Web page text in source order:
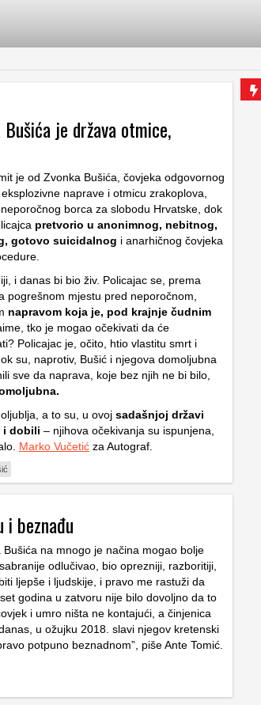
je država otmice,
je od Zvonka Bušića, čovjeka odgovornog
naprave i otmicu zrakoplova,
borca za slobodu Hrvatske, dok
pretvorio u anonimnog, nebitnog,
gotovo suicidalnog i anarhičnog čovjeka
i danas bi bio živ. Policajac se, prema
pogrešnom mjestu pred neporočnom,
napravom koja je, pod krajnje čudnim
tko je mogao očekivati da će
Policajac je, očito, htio vlastitu smrt i
su, naprotiv, Bušić i njegova domoljubna
sve da naprava, koje bez njih ne bi bilo,
a to su, u ovoj sadašnjoj državi
i dobili – njihova očekivanja su ispunjena,
Marko Vučetić za Autograf.
i beznađu
Bušića na mnogo je načina mogao bolje
odlučivao, bio oprezniji, razboritiji,
ljepše i ljudskije, i pravo me rastuži da
godina u zatvoru nije bilo dovoljno da to
i umro ništa ne kontajući, a činjenica
u ožujku 2018. slavi njegov kretenski
potpuno beznadnom”, piše Ante Tomić.